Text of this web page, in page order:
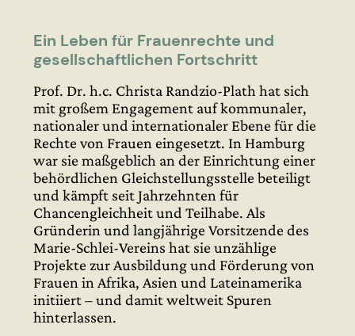
Ein Leben für Frauenrechte und
gesellschaftlichen Fortschritt
Prof. Dr. h.c. Christa Randzio-Plath hat sich
mit großem Engagement auf kommunaler,
nationaler und internationaler Ebene für die
Rechte von Frauen eingesetzt. In Hamburg
war sie maßgeblich an der Einrichtung einer
behördlichen Gleichstellungsstelle beteiligt
und kämpft seit Jahrzehnten für
Chancengleichheit und Teilhabe. Als
Gründerin und langjährige Vorsitzende des
Marie-Schlei-Vereins hat sie unzählige
Projekte zur Ausbildung und Förderung von
Frauen in Afrika, Asien und Lateinamerika
initiiert – und damit weltweit Spuren
hinterlassen.